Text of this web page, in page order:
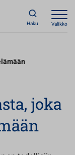
Haku Valikko
joka